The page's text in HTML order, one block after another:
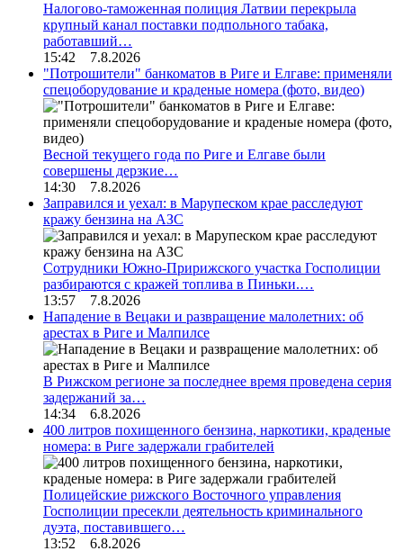
Налогово-таможенная полиция Латвии перекрыла
крупный канал поставки подпольного табака,
работавший…
15:42 7.8.2026
"Потрошители" банкоматов в Риге и Елгаве: применяли
спецоборудование и краденые номера (фото, видео)
Весной текущего года по Риге и Елгаве были
совершены дерзкие…
14:30 7.8.2026
Заправился и уехал: в Марупеском крае расследуют
кражу бензина на АЗС
Сотрудники Южно-Пририжского участка Госполиции
разбираются с кражей топлива в Пиньки.…
13:57 7.8.2026
Нападение в Вецаки и развращение малолетних: об
арестах в Риге и Малпилсе
В Рижском регионе за последнее время проведена серия
задержаний за…
14:34 6.8.2026
400 литров похищенного бензина, наркотики, краденые
номера: в Риге задержали грабителей
Полицейские рижского Восточного управления
Госполиции пресекли деятельность криминального
дуэта, поставившего…
13:52 6.8.2026